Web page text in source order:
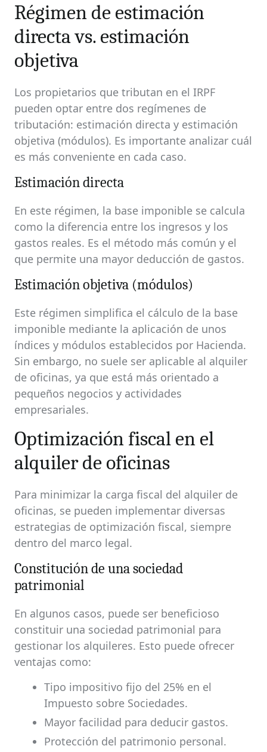
Régimen de estimación
directa vs. estimación
objetiva
Los propietarios que tributan en el IRPF
pueden optar entre dos regímenes de
tributación: estimación directa y estimación
objetiva (módulos). Es importante analizar cuál
es más conveniente en cada caso.
Estimación directa
En este régimen, la base imponible se calcula
como la diferencia entre los ingresos y los
gastos reales. Es el método más común y el
que permite una mayor deducción de gastos.
Estimación objetiva (módulos)
Este régimen simplifica el cálculo de la base
imponible mediante la aplicación de unos
índices y módulos establecidos por Hacienda.
Sin embargo, no suele ser aplicable al alquiler
de oficinas, ya que está más orientado a
pequeños negocios y actividades
empresariales.
Optimización fiscal en el
alquiler de oficinas
Para minimizar la carga fiscal del alquiler de
oficinas, se pueden implementar diversas
estrategias de optimización fiscal, siempre
dentro del marco legal.
Constitución de una sociedad
patrimonial
En algunos casos, puede ser beneficioso
constituir una sociedad patrimonial para
gestionar los alquileres. Esto puede ofrecer
ventajas como:
Tipo impositivo fijo del 25% en el
Impuesto sobre Sociedades.
Mayor facilidad para deducir gastos.
Protección del patrimonio personal.